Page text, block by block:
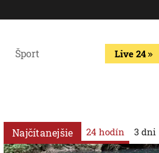
Šport Live 24
Najčítanejšie 24 hodín 3 dni